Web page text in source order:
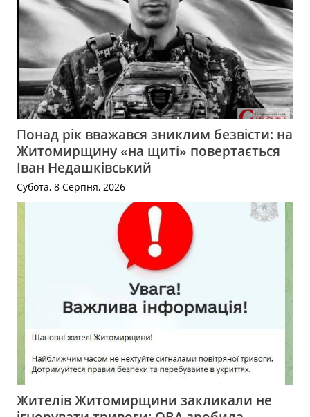
Понад рік вважався зниклим безвісти: на
Житомирщину «на щиті» повертається
Іван Недашківський
Субота, 8 Серпня, 2026
Жителів Житомирщини закликали не